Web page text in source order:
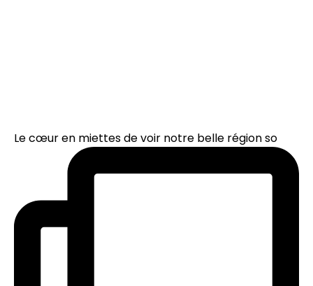
Le cœur en miettes de voir notre belle région so